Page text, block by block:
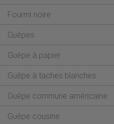
Fourmi noire
Guêpes
Guêpe à papier
Guêpe à taches blanches
Guêpe commune américaine
Guêpe cousine